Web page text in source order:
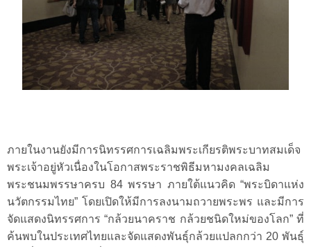
ภายในงานยังมีการนิทรรศการเฉลิมพระเกียรติพระบาทสมเด็จ
พระเจ้าอยู่หัวเนื่องในโอกาสพระราชพิธีมหามงคลเฉลิม
พระชนมพรรษาครบ 84 พรรษา ภายใต้แนวคิด “พระบิดาแห่ง
นวัตกรรมไทย” โดยเปิดให้มีการลงนามถวายพระพร และมีการ
จัดแสดงนิทรรศการ “กล้วยนาคราช กล้วยชนิดใหม่ของโลก”ที่
ค้นพบในประเทศไทยและจัดแสดงพันธุ์กล้วยแปลกกว่า 20 พันธุ์